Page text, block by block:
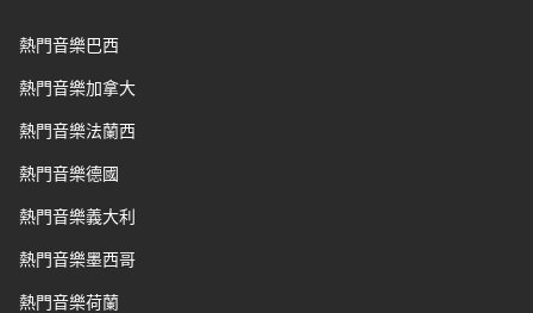
熱門音樂巴西
熱門音樂加拿大
熱門音樂法蘭西
熱門音樂德國
熱門音樂義大利
熱門音樂墨西哥
熱門音樂荷蘭